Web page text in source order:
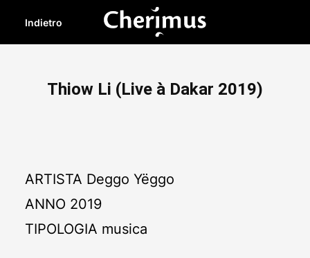
Indietro
Thiow Li (Live à Dakar 2019)
ARTISTA Deggo Yëggo
ANNO 2019
TIPOLOGIA musica